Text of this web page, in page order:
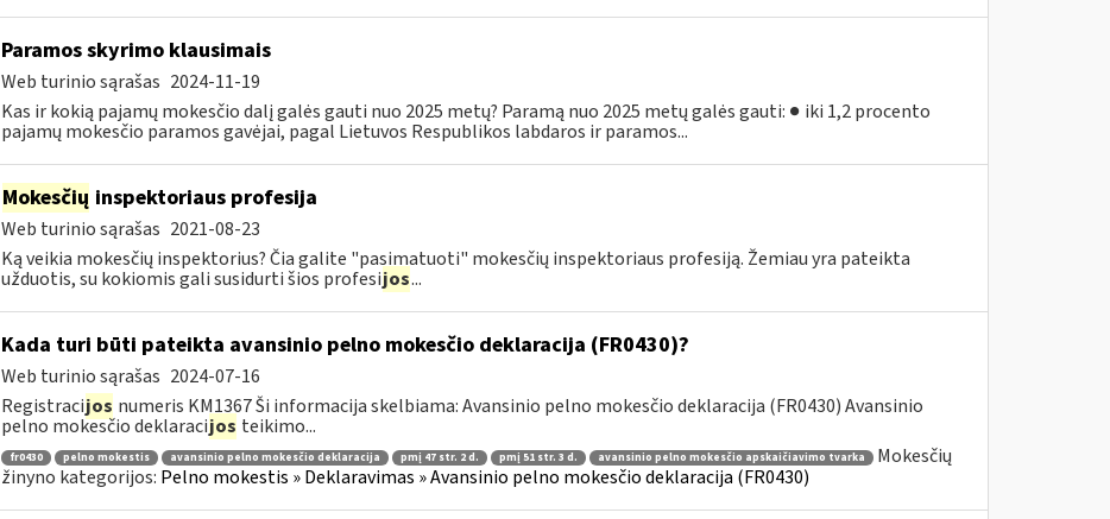
Paramos skyrimo klausimais
Web turinio sąrašas 2024-11-19
Kas ir kokią pajamų mokesčio dalį galės gauti nuo 2025 metų? Paramą nuo 2025 metų galės gauti: ● iki 1,2 procento
pajamų mokesčio paramos gavėjai, pagal Lietuvos Respublikos labdaros ir paramos...
Mokesčių inspektoriaus profesija
Web turinio sąrašas 2021-08-23
Ką veikia mokesčių inspektorius? Čia galite "pasimatuoti" mokesčių inspektoriaus profesiją. Žemiau yra pateikta
užduotis, su kokiomis gali susidurti šios profesijos...
Kada turi būti pateikta avansinio pelno mokesčio deklaracija (FR0430)?
Web turinio sąrašas 2024-07-16
Registracijos numeris KM1367 Ši informacija skelbiama: Avansinio pelno mokesčio deklaracija (FR0430) Avansinio
pelno mokesčio deklaracijos teikimo...
fr0430 pelno mokestis avansinio pelno mokesčio deklaracija pmį 47 str. 2 d. pmį 51 str. 3 d. avansinio pelno mokesčio apskaičiavimo tvarka
Mokesčių
žinyno kategorijos: Pelno mokestis » Deklaravimas » Avansinio pelno mokesčio deklaracija (FR0430)